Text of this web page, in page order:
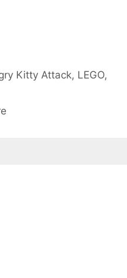
Kitty Attack, LEGO,